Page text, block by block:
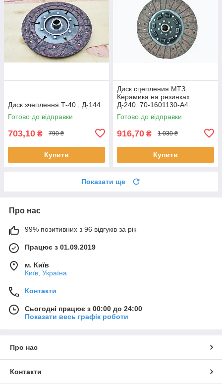
Диск зчеплення Т-40 , Д-144
Готово до відправки
703,10 ₴ 790 ₴
Купити
Диск сцепления МТЗ
Керамика на резинках.
Д-240. 70-1601130-А4.
Готово до відправки
916,70 ₴ 1 030 ₴
Купити
Показати ще
Про нас
99% позитивних з 96 відгуків за рік
Працює з 01.09.2019
м. Київ
Київ, Україна
Контакти
Сьогодні працює з 00:00 до 24:00
Показати весь графік роботи
Про нас
Контакти